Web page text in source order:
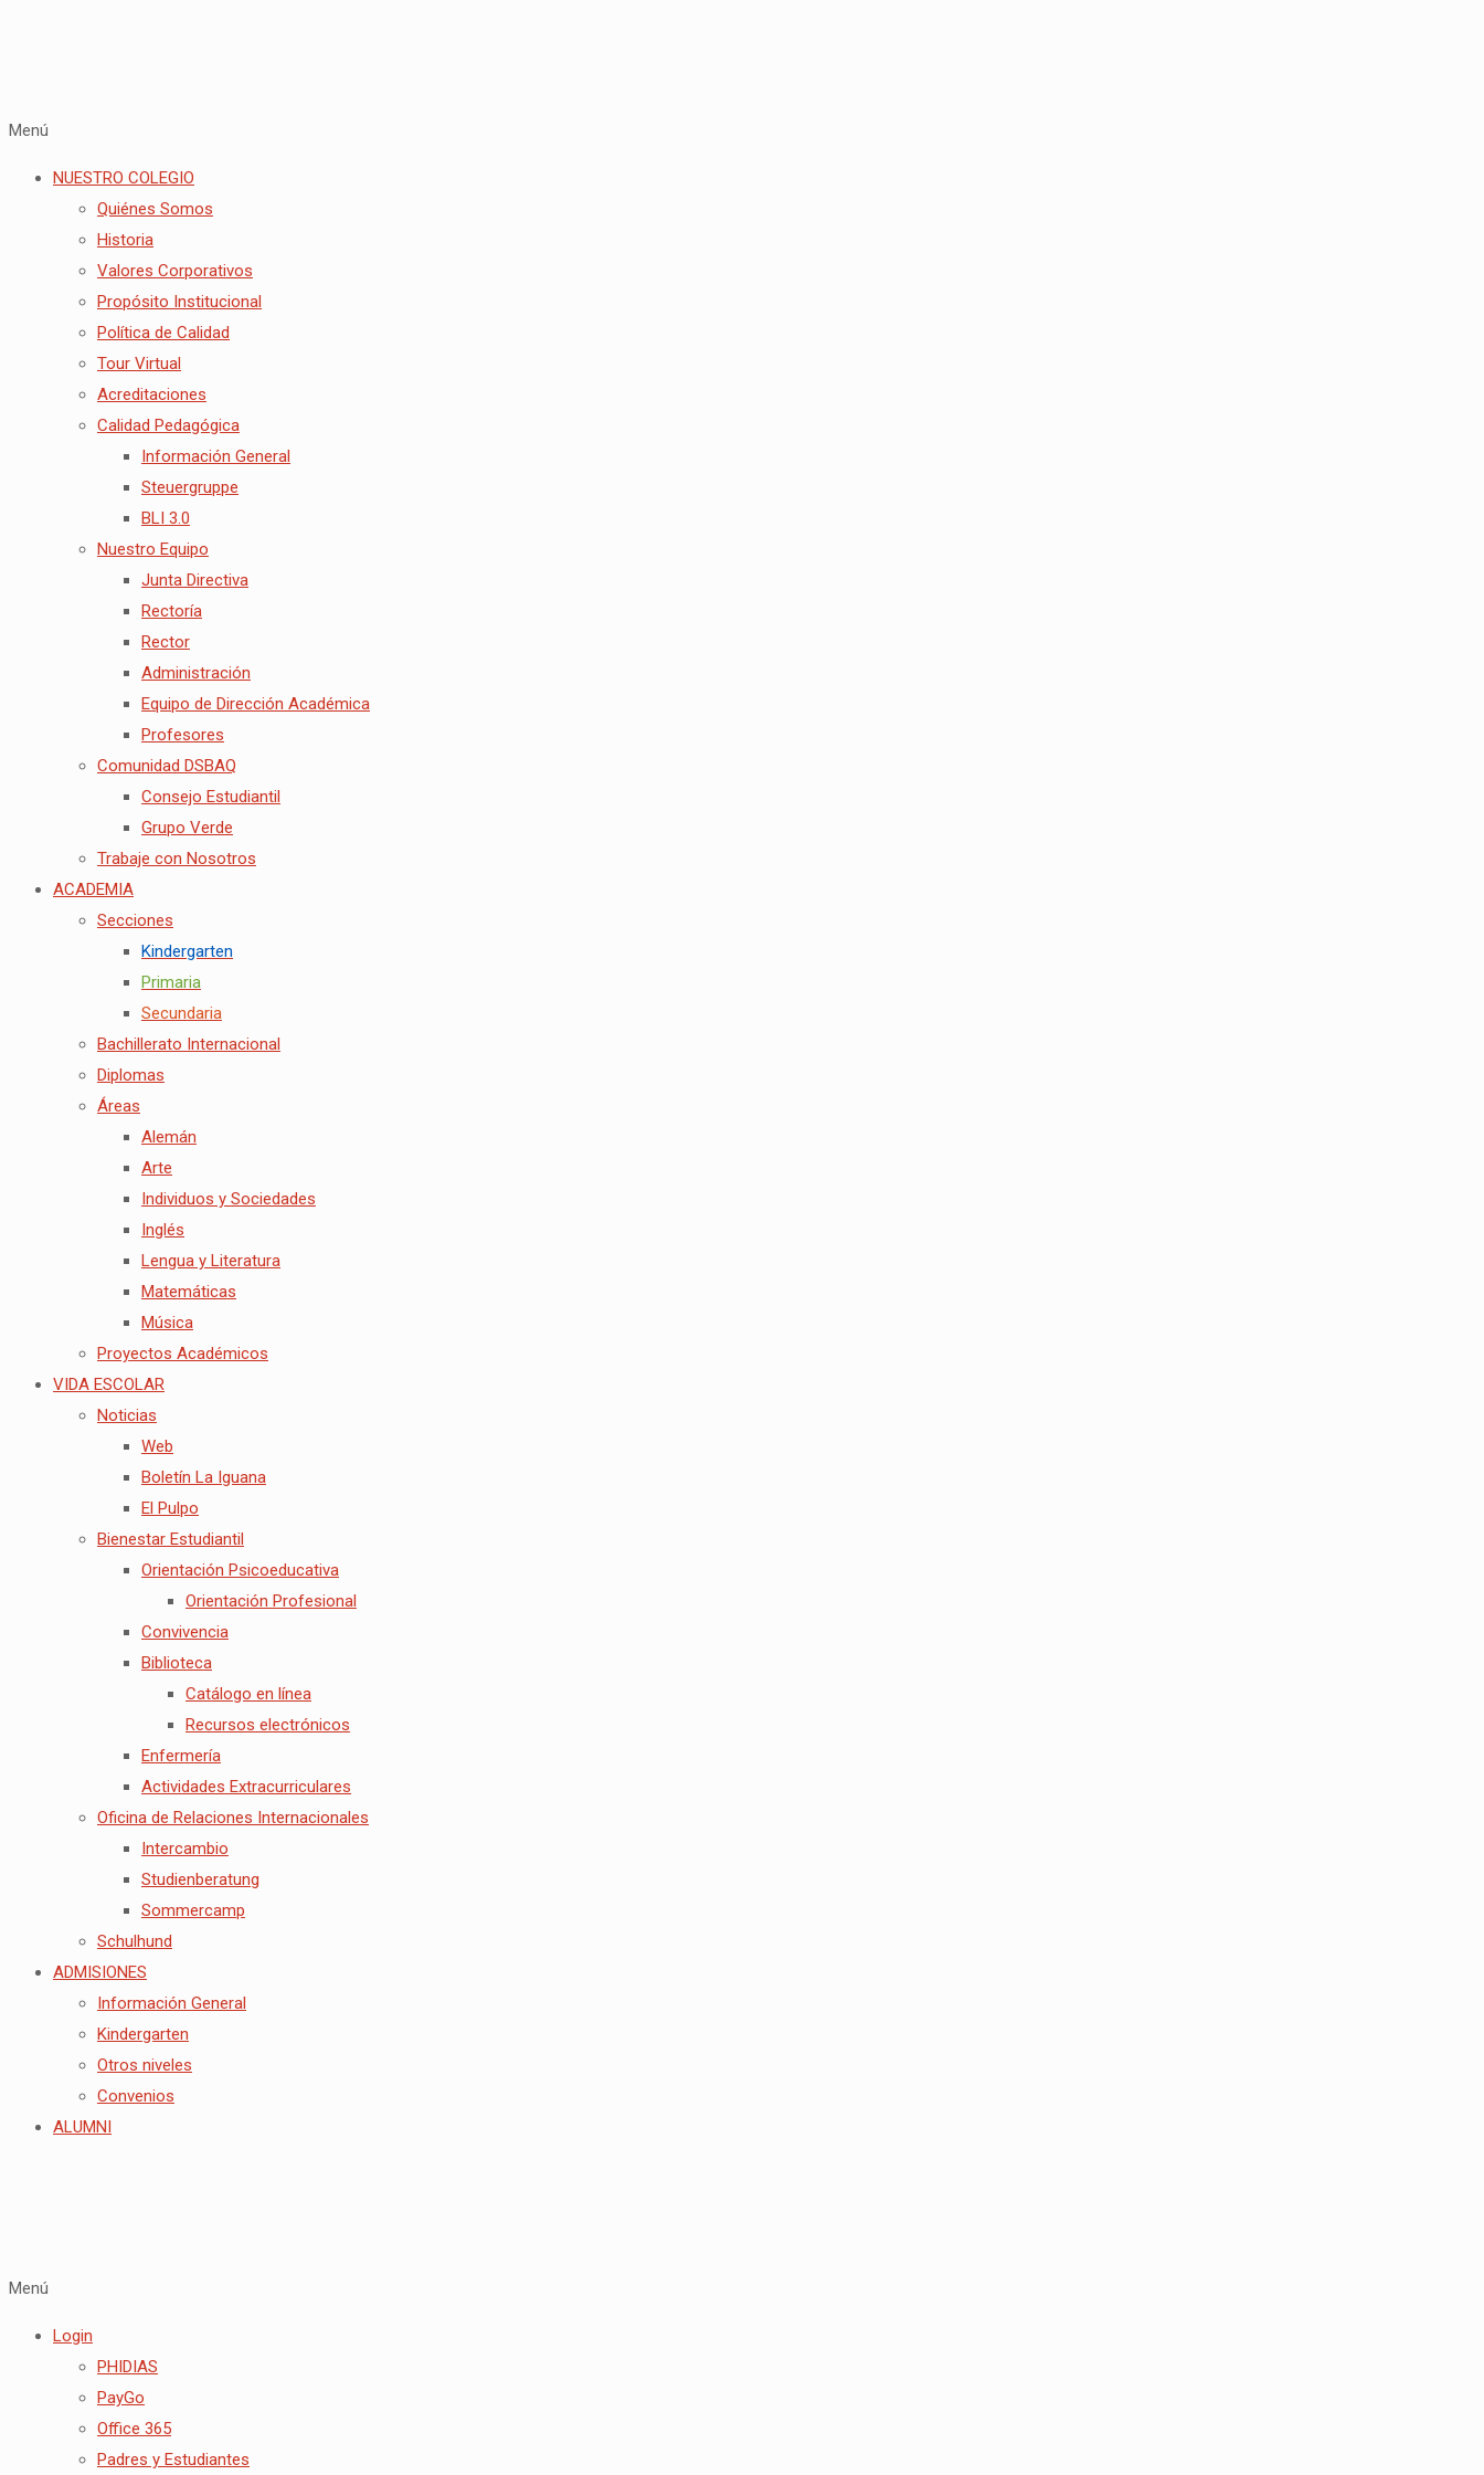
Menú
NUESTRO COLEGIO
Quiénes Somos
Historia
Valores Corporativos
Propósito Institucional
Política de Calidad
Tour Virtual
Acreditaciones
Calidad Pedagógica
Información General
Steuergruppe
BLI 3.0
Nuestro Equipo
Junta Directiva
Rectoría
Rector
Administración
Equipo de Dirección Académica
Profesores
Comunidad DSBAQ
Consejo Estudiantil
Grupo Verde
Trabaje con Nosotros
ACADEMIA
Secciones
Kindergarten
Primaria
Secundaria
Bachillerato Internacional
Diplomas
Áreas
Alemán
Arte
Individuos y Sociedades
Inglés
Lengua y Literatura
Matemáticas
Música
Proyectos Académicos
VIDA ESCOLAR
Noticias
Web
Boletín La Iguana
El Pulpo
Bienestar Estudiantil
Orientación Psicoeducativa
Orientación Profesional
Convivencia
Biblioteca
Catálogo en línea
Recursos electrónicos
Enfermería
Actividades Extracurriculares
Oficina de Relaciones Internacionales
Intercambio
Studienberatung
Sommercamp
Schulhund
ADMISIONES
Información General
Kindergarten
Otros niveles
Convenios
ALUMNI
Menú
Login
PHIDIAS
PayGo
Office 365
Padres y Estudiantes